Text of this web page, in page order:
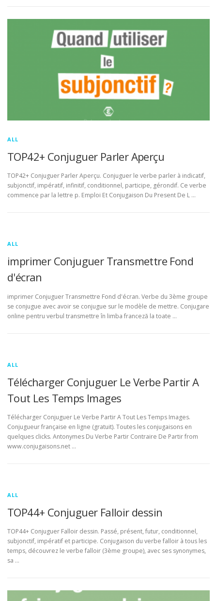
ALL
TOP42+ Conjuguer Parler Aperçu
TOP42+ Conjuguer Parler Aperçu. Conjuguer le verbe parler à indicatif,
subjonctif, impératif, infinitif, conditionnel, participe, gérondif. Ce verbe
commence par la lettre p. Emploi Et Conjugaison Du Present De L …
ALL
imprimer Conjuguer Transmettre Fond
d'écran
imprimer Conjuguer Transmettre Fond d'écran. Verbe du 3ème groupe
se conjugue avec avoir se conjugue sur le modèle de mettre. Conjugare
online pentru verbul transmettre în limba franceză la toate …
ALL
Télécharger Conjuguer Le Verbe Partir A
Tout Les Temps Images
Télécharger Conjuguer Le Verbe Partir A Tout Les Temps Images.
Conjugueur française en ligne (gratuit). Toutes les conjugaisons en
quelques clicks. Antonymes Du Verbe Partir Contraire De Partir from
www.conjugaisons.net …
ALL
TOP44+ Conjuguer Falloir dessin
TOP44+ Conjuguer Falloir dessin. Passé, présent, futur, conditionnel,
subjonctif, impératif et participe. Conjugaison du verbe falloir à tous les
temps, découvrez le verbe falloir (3ème groupe), avec ses synonymes,
sa …